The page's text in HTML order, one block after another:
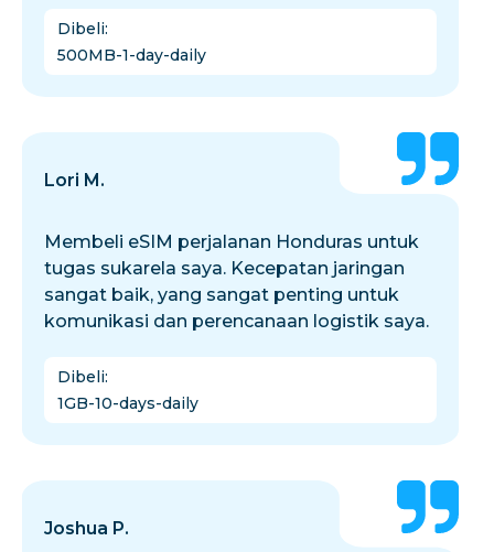
Dibeli:
500MB-1-day-daily
Lori M.
Membeli eSIM perjalanan Honduras untuk
tugas sukarela saya. Kecepatan jaringan
sangat baik, yang sangat penting untuk
komunikasi dan perencanaan logistik saya.
Dibeli:
1GB-10-days-daily
Joshua P.